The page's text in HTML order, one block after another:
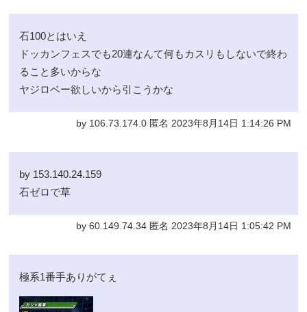
石100とはいえ
ドッカンフェスでも20連なんて何もカスリもしないで終わ
ること多いからな
ヤジロベー欲しいから引こうかな
by 106.73.174.0 匿名 2023年8月14日 1:14:26 PM
by 153.140.24.159
石ゼロで草
by 60.149.74.34 匿名 2023年8月14日 1:05:42 PM
極系1番手ありがてぇ